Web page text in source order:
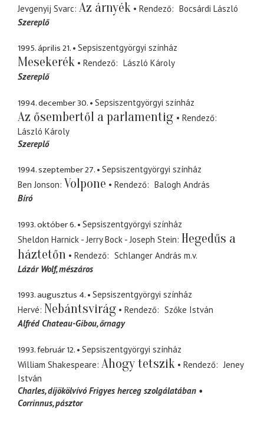
Jevgenyij Svarc Az árnyék Rendező
Bocsárdi László
Szereplő
1995. április 21. Sepsiszentgyörgyi színház
Mesekerék Rendező
László Károly
Szereplő
1994. december 30. Sepsiszentgyörgyi színház
Az ősembertől a parlamentig
Rendező
László Károly
Szereplő
1994. szeptember 27.
Sepsiszentgyörgyi színház
Ben Jonson Volpone Rendező
Balogh András
Bíró
1993. október 6.
Sepsiszentgyörgyi színház
Sheldon Harnick - Jerry Bock - Joseph Stein Hegedűs a
háztetőn
Rendező Schlanger András m.v.
Lázár Wolf mészáros
1993. augusztus 4.
Sepsiszentgyörgyi színház
Hervé Nebántsvirág Rendező
Szőke István
Alfréd Chateau-Gibou őrnagy
1993. február 12.
Sepsiszentgyörgyi színház
William Shakespeare Ahogy tetszik Rendező
Jeney
István
Charles díjökölvívó Frigyes herceg szolgálatában
Corrinnus pásztor